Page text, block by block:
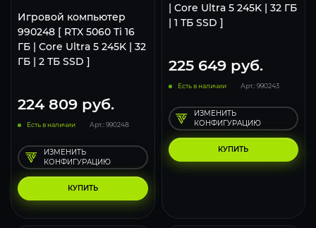
Игровой компьютер
990248 [ RTX 5060 Ti 16
ГБ | Core Ultra 5 245K | 32
ГБ | 2 ТБ SSD ]
224 809 руб.
Есть в наличии Арт.: 990248
КУПИТЬ
ИЗМЕНИТЬ
КОНФИГУРАЦИЮ
| Core Ultra 5 245K | 32 ГБ
| 1 ТБ SSD ]
225 649руб.
Есть в наличии Арт.: 990243
КУПИТЬ
ИЗМЕНИТЬ
КОНФИГУРАЦИЮ